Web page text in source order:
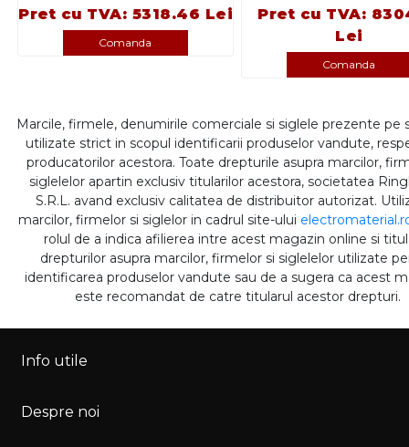
Pret cu TVA: 5318.46 Lei
Comanda
Pret cu TVA:
Lei
Comanda
Marcile, firmele, denumirile comerciale si siglele prezente pe
utilizate strict in scopul identificarii produselor vandute,
producatorilor acestora. Toate drepturile asupra marcilor,
siglelelor apartin exclusiv titularilor acestora, societatea
S.R.L. avand exclusiv calitatea de distribuitor autorizat.
marcilor, firmelor si siglelor in cadrul site-ului
rolul de a indica afilierea intre acest magazin online si
drepturilor asupra marcilor, firmelor si siglelelor utilizate
identificarea produselor vandute sau de a sugera ca acest
este recomandat de catre titularul acestor drepturi.
Info utile
Despre noi